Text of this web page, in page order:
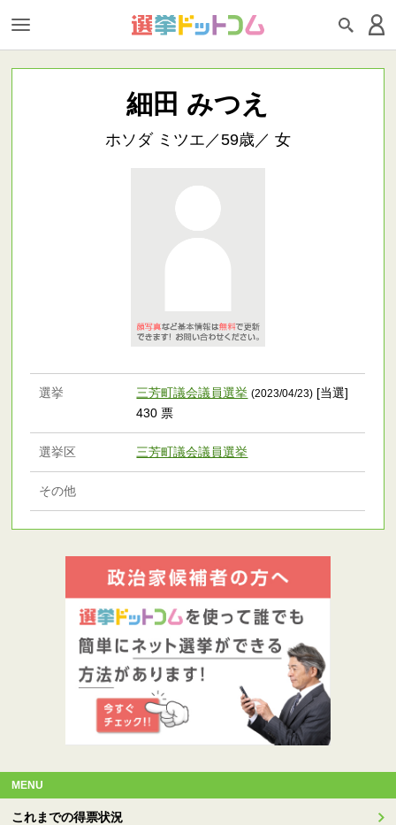
細田 みつえ
ホソダ ミツエ／59歳／ 女
選挙 三芳町議会議員選挙 (2023/04/23) [当選]
430 票
選挙区 三芳町議会議員選挙
その他
MENU
これまでの得票状況